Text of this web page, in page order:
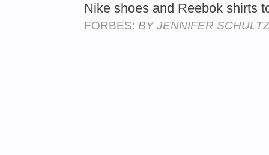
Nike shoes and Reebok shirts
FORBES: BY JENNIFER